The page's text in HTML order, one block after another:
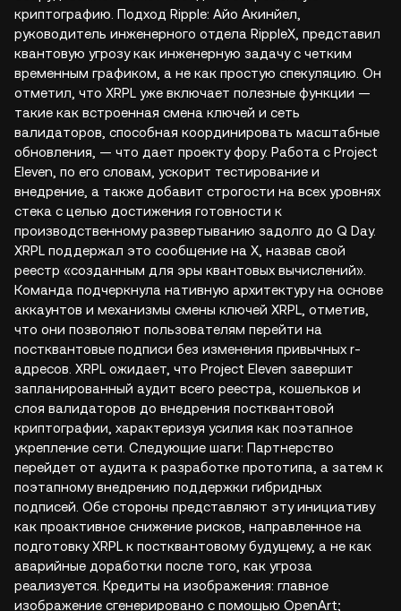
криптографию. Подход Ripple: Айо Акинйел,
руководитель инженерного отдела RippleX, представил
квантовую угрозу как инженерную задачу с четким
временным графиком, а не как простую спекуляцию. Он
отметил, что XRPL уже включает полезные функции —
такие как встроенная смена ключей и сеть
валидаторов, способная координировать масштабные
обновления, — что дает проекту фору. Работа с Project
Eleven, по его словам, ускорит тестирование и
внедрение, а также добавит строгости на всех уровнях
стека с целью достижения готовности к
производственному развертыванию задолго до Q Day.
XRPL поддержал это сообщение на X, назвав свой
реестр «созданным для эры квантовых вычислений».
Команда подчеркнула нативную архитектуру на основе
аккаунтов и механизмы смены ключей XRPL, отметив,
что они позволяют пользователям перейти на
постквантовые подписи без изменения привычных r-
адресов. XRPL ожидает, что Project Eleven завершит
запланированный аудит всего реестра, кошельков и
слоя валидаторов до внедрения постквантовой
криптографии, характеризуя усилия как поэтапное
укрепление сети. Следующие шаги: Партнерство
перейдет от аудита к разработке прототипа, а затем к
поэтапному внедрению поддержки гибридных
подписей. Обе стороны представляют эту инициативу
как проактивное снижение рисков, направленное на
подготовку XRPL к постквантовому будущему, а не как
аварийные доработки после того, как угроза
реализуется. Кредиты на изображения: главное
изображение сгенерировано с помощью OpenArt;